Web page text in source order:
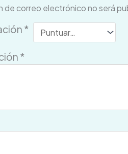
de correo electrónico no será
*
*